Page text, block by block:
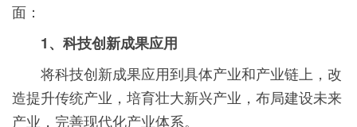
面：
1、科技创新成果应用
将科技创新成果应用到具体产业和产业链上，改
造提升传统产业，培育壮大新兴产业，布局建设未来
产业，完善现代化产业体系。